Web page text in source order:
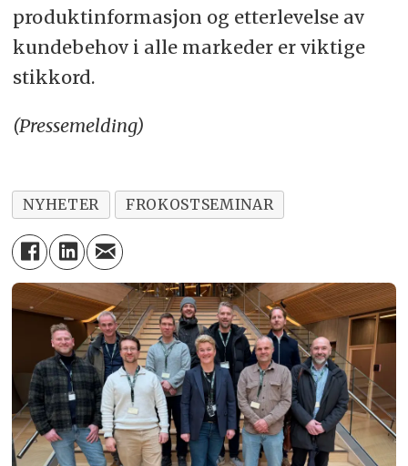
produktinformasjon og etterlevelse av
kundebehov i alle markeder er viktige
stikkord.
(Pressemelding)
NYHETER FROKOSTSEMINAR